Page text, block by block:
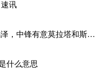
讯
迪马济奥：米兰仍在求购楚克乌泽，中锋有意莫拉塔和斯卡马卡-全球新资讯
什么意思